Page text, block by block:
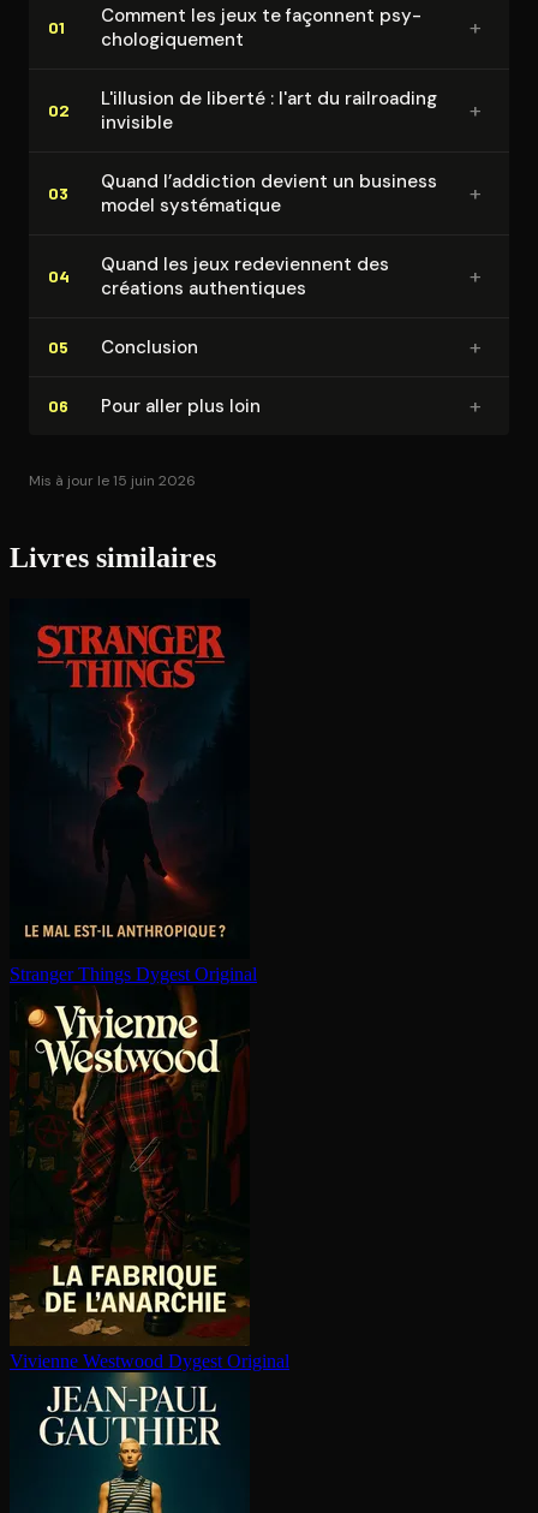
01
Comment les jeux te façonnent psy­
cho­lo­gi­que­ment
+
02
L'illusion de liberté : l'art du railroading
invisible
+
03
Quand l’addiction devient un business
model sys­té­ma­tique
+
04
Quand les jeux re­de­viennent des
créations au­then­tiques
+
05 Conclusion +
06 Pour aller plus loin +
Mis à jour le 15 juin 2026
Livres similaires
Stranger Things Dygest Original
Vivienne Westwood Dygest Original